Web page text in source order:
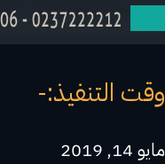
وقت التنفيذ:-
مايو 14, 2019